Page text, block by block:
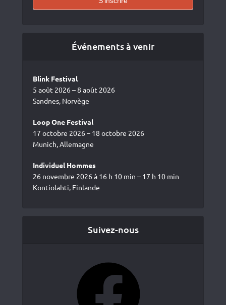
Événements à venir
Blink Festival
5 août 2026 – 8 août 2026
Sandnes, Norvège
Loop One Festival
17 octobre 2026 – 18 octobre 2026
Munich, Allemagne
Individuel Hommes
26 novembre 2026 à 16 h 10 min – 17 h 10 min
Kontiolahti, Finlande
Suivez-nous